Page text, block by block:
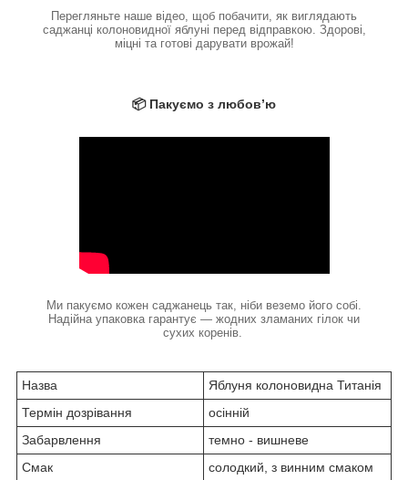
Перегляньте наше відео, щоб побачити, як виглядають
саджанці колоновидної яблуні перед відправкою. Здорові,
міцні та готові дарувати врожай!
📦 Пакуємо з любов’ю
Ми пакуємо кожен саджанець так, ніби веземо його собі.
Надійна упаковка гарантує — жодних зламаних гілок чи
сухих коренів.
Назва
Яблуня колоновидна Титанія
Термін дозрівання
осінній
Забарвлення
темно - вишневе
Смак
солодкий, з винним смаком